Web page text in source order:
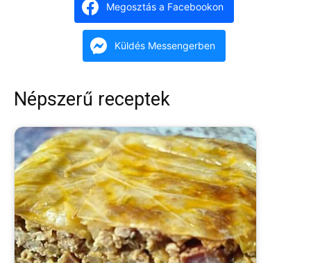
Megosztás a Facebookon
Küldés Messengerben
Népszerű receptek